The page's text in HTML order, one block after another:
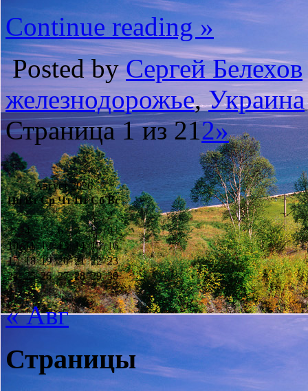
Continue reading »
Posted byСергей Белехов
железнодорожье,Украина
Страница 1 из 212»
Август 2026
Пн Вт Ср Чт Пт Сб Вс
1
2
3
4 5 6 7 8
9
10 11 12 13 14 15 16
17 18 19 20 21 22 23
24 25 26 27 28 29 30
31
« Авг
Страницы